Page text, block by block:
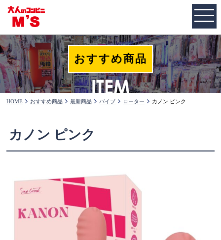
おすすめ商品
HOME おすすめ商品 最新商品 バイブ ローター カノン ピンク
カノン ピンク